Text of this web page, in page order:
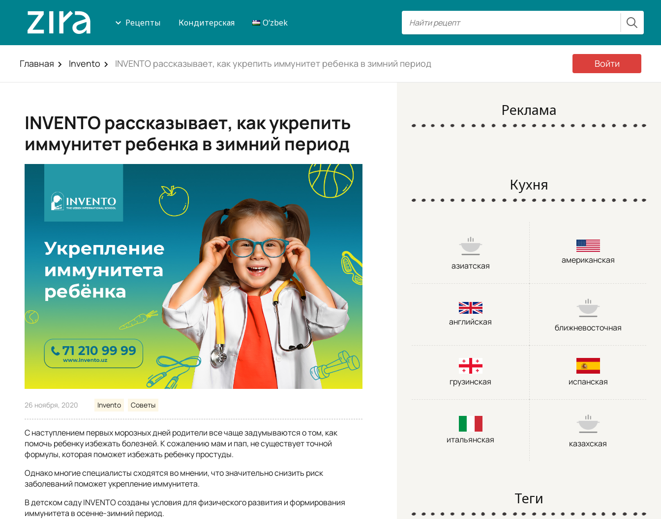
Рецепты Кондитерская Oʻzbek
Главная Invento INVENTO рассказывает, как укрепить иммунитет ребенка в зимний период Войти
INVENTO рассказывает, как укрепить
иммунитет ребенка в зимний период
26 ноября, 2020 Invento Советы
С наступлением первых морозных дней родители все чаще задумываются о том, как
помочь ребенку избежать болезней. К сожалению мам и пап, не существует точной
формулы, которая поможет избежать ребенку простуды.
Однако многие специалисты сходятся во мнении, что значительно снизить риск
заболеваний поможет укрепление иммунитета.
В детском саду INVENTO созданы условия для физического развития и формирования
иммунитета в осенне-зимний период.
Реклама
Кухня
азиатская
американская
английская
ближневосточная
грузинская испанская
итальянская казахская
Теги